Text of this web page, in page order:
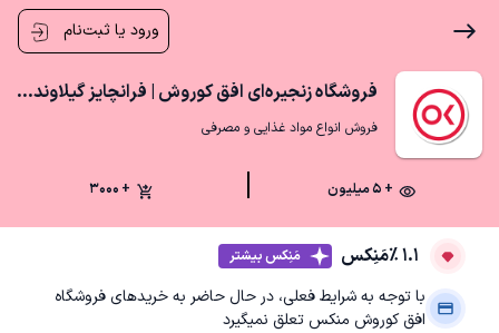
ورود یا ثبت‌نام
فروشگاه زنجیره‌ای افق کوروش | فرانچايز گيلاوند مسکن مهر
فروش انواع مواد غذایی و مصرفی
+ ۵ میلیون + 3000
1.1 ٪ مَنِکس مَنِکس بیشتر
با توجه به شرایط فعلی، در حال حاضر به خریدهای فروشگاه
افق کوروش منکس تعلق نمیگیرد